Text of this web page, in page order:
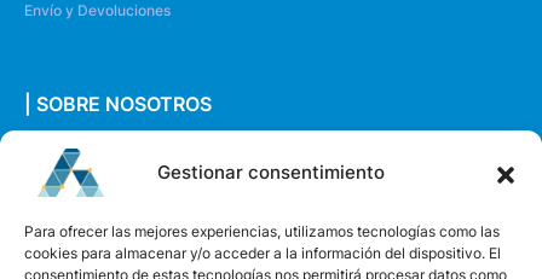
Gestionar consentimiento
Para ofrecer las mejores experiencias, utilizamos tecnologías como las
cookies para almacenar y/o acceder a la información del dispositivo. El
consentimiento de estas tecnologías nos permitirá procesar datos como
Envío y Devoluciones
| SOBRE NOSOTROS
Quiénes somos
Envíanos un mensaje